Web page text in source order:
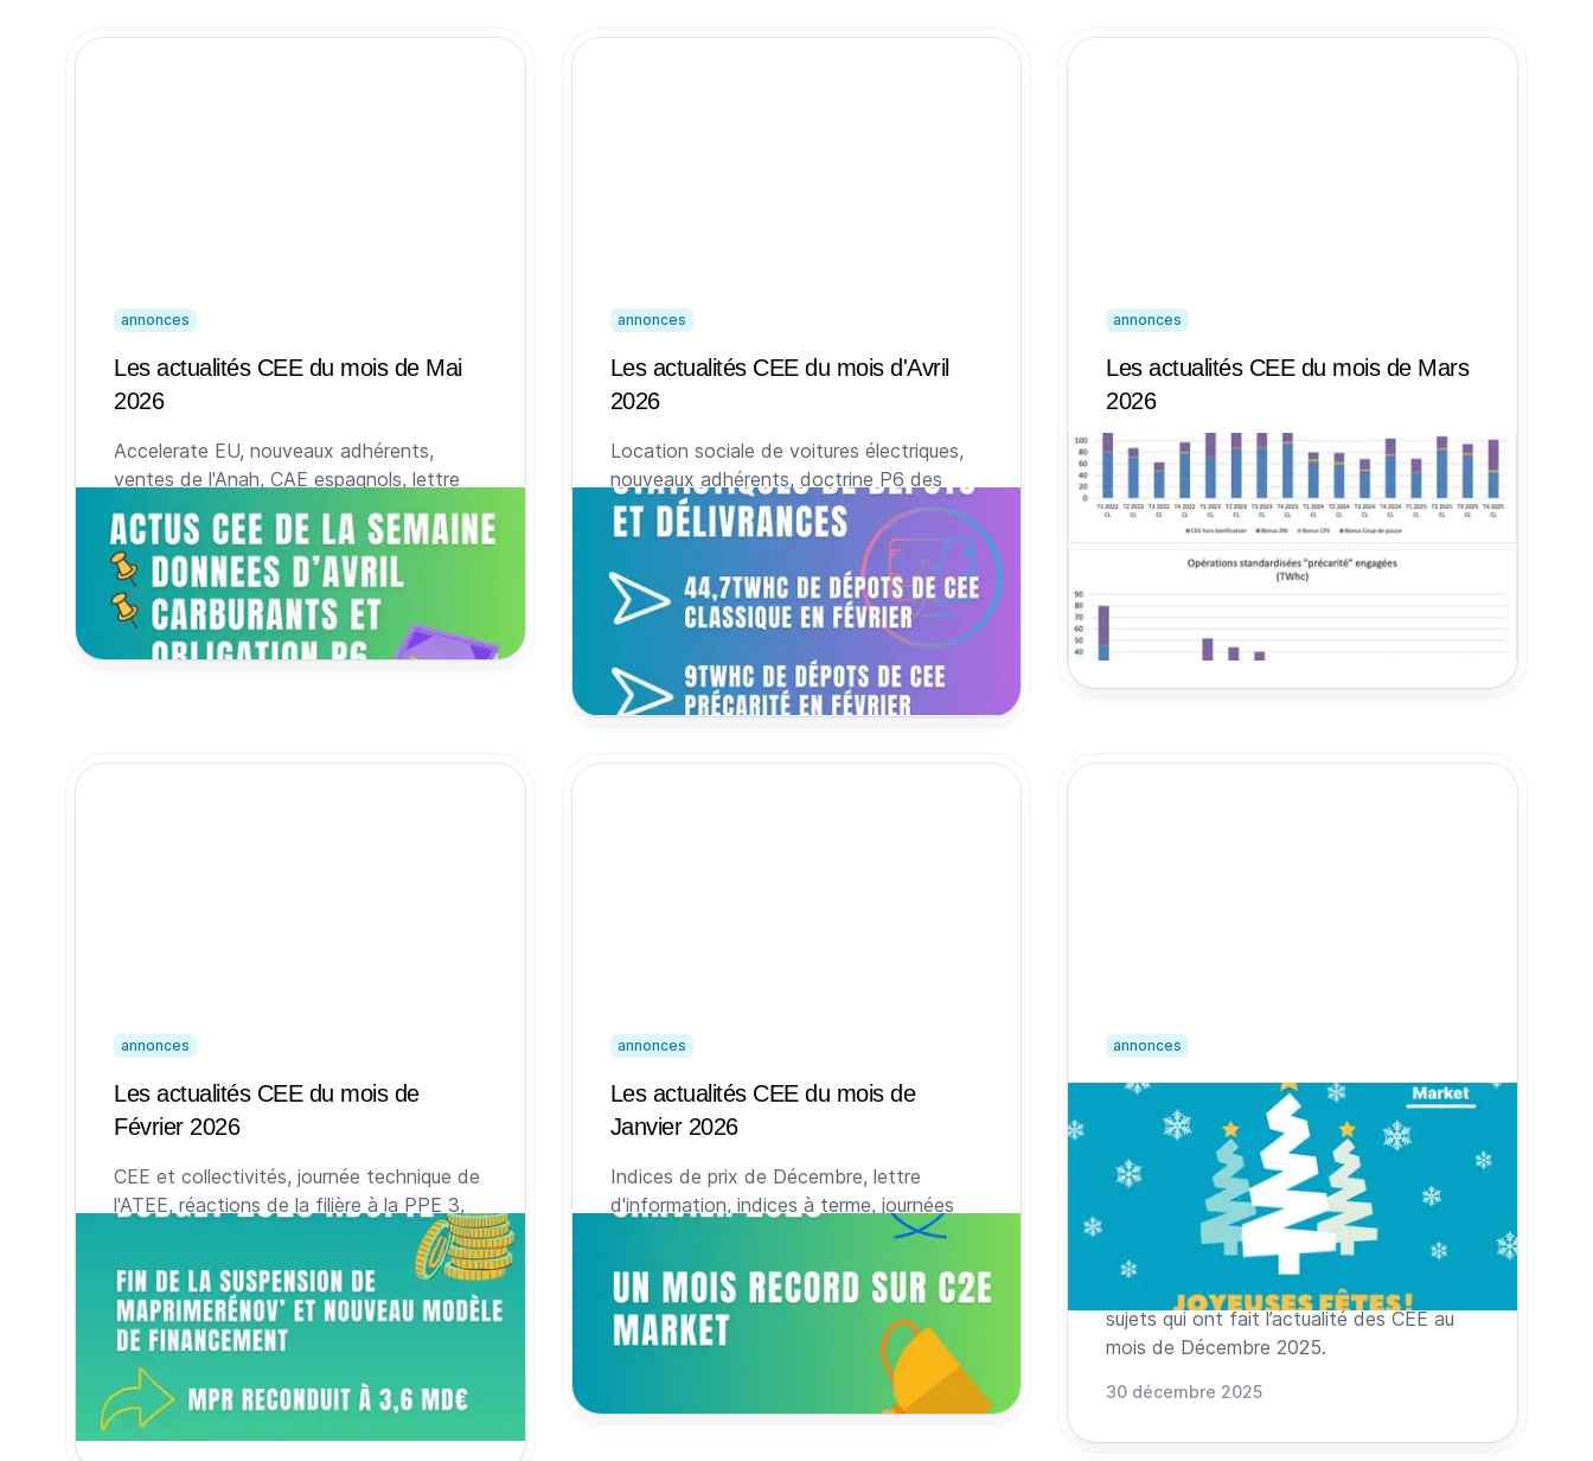
annonces
Les actualités CEE du mois de Mai
2026
Accelerate EU, nouveaux adhérents,
ventes de l'Anah, CAE espagnols, lettre
d'information des CEE et indices de prix
de mars : retour sur les sujets qui ont fait
l’actualité des CEE au mois de mai 2026.
28 mai 2026
annonces
Les actualités CEE du mois d'Avril
2026
Location sociale de voitures électriques,
nouveaux adhérents, doctrine P6 des
programmes, indices à terme, lettre
d'information des CEE, CSE du 16 avril,
dépôts et délivrances et indices de prix
de mars : retour sur les sujets qui ont fait
l’actualité des CEE au mois d'avril 2026.
30 avril 2026
annonces
Les actualités CEE du mois de Mars
2026
Doctrine P6, CEE et carburant, CAE
espagnol, indices à terme, lettre
d'information des CEE, changements
ministériels et indices de prix de février :
retour sur les sujets qui ont fait l’actualité
31 mars 2026
annonces
Les actualités CEE du mois de
Février 2026
CEE et collectivités, journée technique de
l'ATEE, réactions de la filière à la PPE 3,
vote du budget, classement des fiches
d'opérations standardisées, indices à
terme, statistiques de dépôts et
délivrances et rouverture du guichet MPR
: retour sur les sujets qui ont fait l’actualité
des CEE au mois de Février 2026.
28 février 2026
annonces
Les actualités CEE du mois de
Janvier 2026
Indices de prix de Décembre, lettre
d'information, indices à terme, journées
records, début de la 6eme période et
étude de l'ACEEE : retour sur les sujets qui
ont fait l’actualité des CEE au mois de
Janvier 2026.
annonces
Les actualités CEE du mois de
Décembre 2025
Indices de prix de Novembre, état des
comptes, webinaire CEE, lettre
d'information, indices à terme, journées
records, nouvelle stratégie climat (SNBC
3) et chiffres de l'année : retour sur les
sujets qui ont fait l’actualité des CEE au
mois de Décembre 2025.
30 décembre 2025